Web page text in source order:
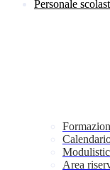
Personale
Area